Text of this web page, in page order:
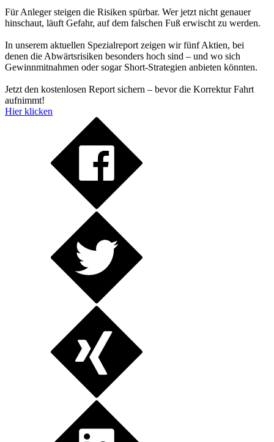
Für Anleger steigen die Risiken spürbar. Wer jetzt nicht genauer
hinschaut, läuft Gefahr, auf dem falschen Fuß erwischt zu werden.
In unserem aktuellen Spezialreport zeigen wir fünf Aktien, bei
denen die Abwärtsrisiken besonders hoch sind – und wo sich
Gewinnmitnahmen oder sogar Short-Strategien anbieten könnten.
Jetzt den kostenlosen Report sichern – bevor die Korrektur Fahrt
aufnimmt!
Hier klicken